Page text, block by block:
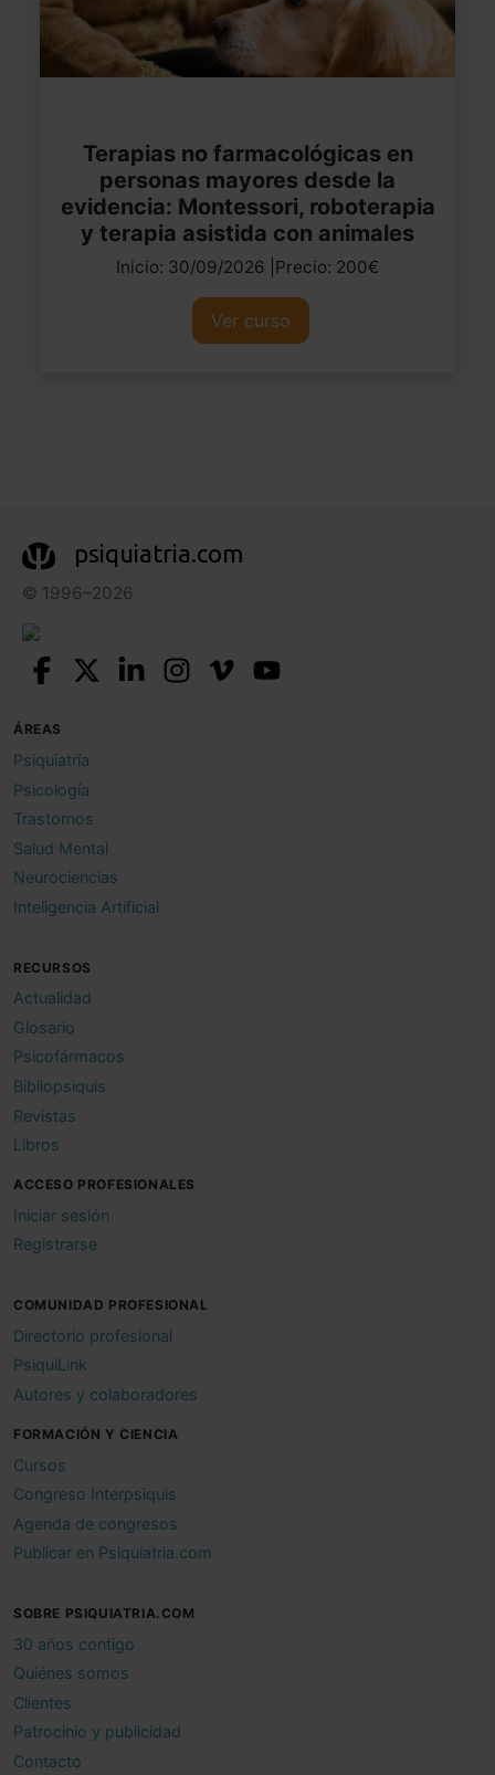
Terapias no farmacológicas en
personas mayores desde la
evidencia: Montessori, roboterapia
y terapia asistida con animales
Inicio: 30/09/2026 |Precio: 200€
Ver curso
psiquiatria.com
© 1996–2026
ÁREAS
Psiquiatría
Psicología
Trastornos
Salud Mental
Neurociencias
Inteligencia Artificial
RECURSOS
Actualidad
Glosario
Psicofármacos
Bibliopsiquis
Revistas
Libros
ACCESO PROFESIONALES
Iniciar sesión
Registrarse
COMUNIDAD PROFESIONAL
Directorio profesional
PsiquiLink
Autores y colaboradores
FORMACIÓN Y CIENCIA
Cursos
Congreso Interpsiquis
Agenda de congresos
Publicar en Psiquiatria.com
SOBRE PSIQUIATRIA.COM
30 años contigo
Quiénes somos
Clientes
Patrocinio y publicidad
Contacto